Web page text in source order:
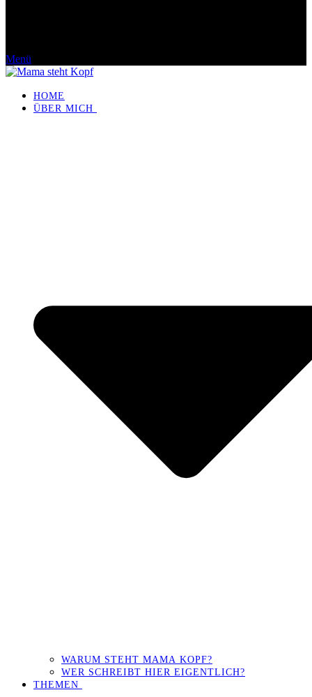
Menü
HOME
ÜBER MICH
WARUM STEHT MAMA KOPF?
WER SCHREIBT HIER EIGENTLICH?
THEMEN